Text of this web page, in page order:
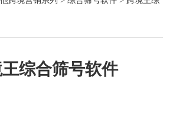
综合筛号软件